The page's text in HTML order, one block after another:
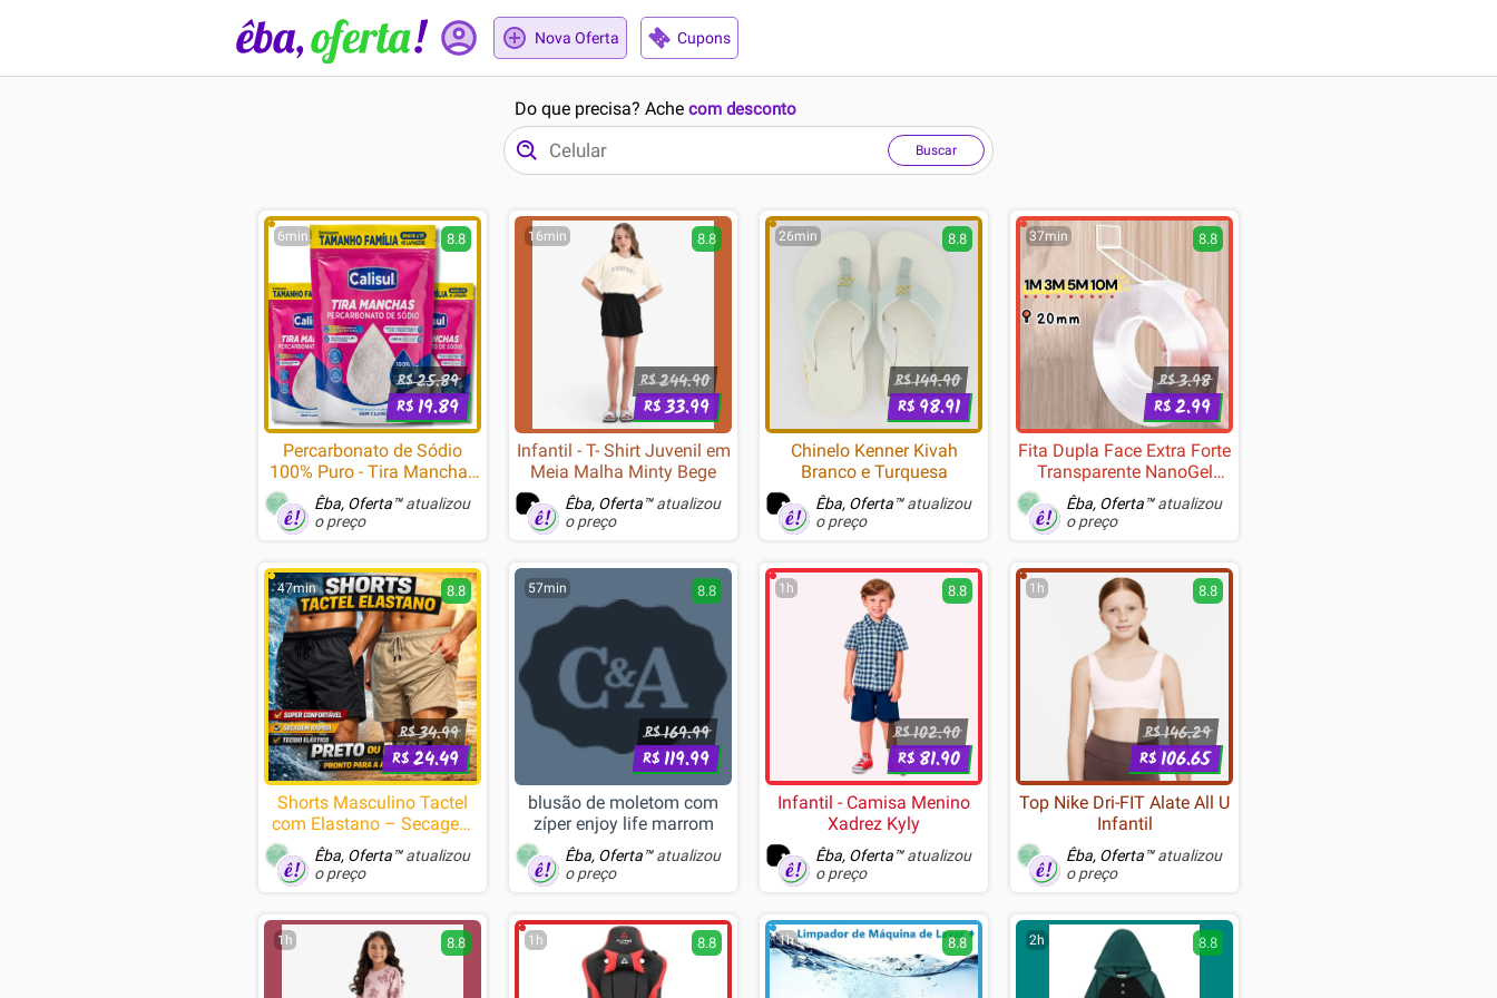
Nova Oferta Cupons
Do que precisa? Ache com desconto
Buscar
6min 8.8
R$25.89
R$19.89
Percarbonato de Sódio
100% Puro - Tira Manchas
Premium Roupas Brancas
e Coloridas
Êba, Oferta™atualizou
o preço
16min 8.8
R$244.90
R$33.99
Infantil - T- Shirt Juvenil em
Meia Malha Minty Bege
Êba, Oferta™atualizou
o preço
26min 8.8
R$149.90
R$ 98.91
Chinelo Kenner Kivah
Branco e Turquesa
Êba, Oferta™atualizou
o preço
37min 8.8
R$3.98
R$2.99
Fita Dupla Face Extra Forte
Transparente NanoGel
Silicone Mágica Adesiva
Cola na Parede Móvel
Porta
Êba, Oferta™atualizou
o preço
47min 8.8
R$34.99
R$24.49
Shorts Masculino Tactel
com Elastano – Secagem
Rápida, Confortável, Leve,
Praia e Dia a Dia (Preto e
Bege)
Êba, Oferta™atualizou
o preço
57min 8.8
R$169.99
R$119.99
blusão de moletom com
zíper enjoy life marrom
Êba, Oferta™atualizou
o preço
1h 8.8
R$102.90
R$ 81.90
Infantil - Camisa Menino
Xadrez Kyly
Êba, Oferta™atualizou
o preço
1h 8.8
R$146.29
R$106.65
Top Nike Dri-FIT Alate All U
Infantil
Êba, Oferta™atualizou
o preço
1h 8.8 1h 8.8 1h 8.8 2h 8.8